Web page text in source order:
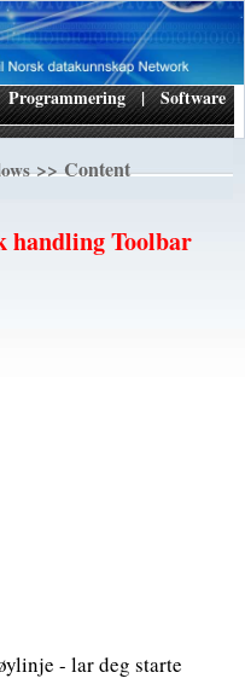
Programmering | Software
>> Content
handling Toolbar
- lar deg starte